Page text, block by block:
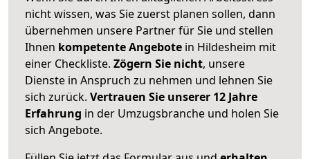
nicht wissen, was Sie zuerst planen sollen, dann
übernehmen unsere Partner für Sie und stellen
Ihnen kompetente Angebote in Hildesheim mit
einer Checkliste. Zögern Sie nicht, unsere
Dienste in Anspruch zu nehmen und lehnen Sie
sich zurück. Vertrauen Sie unserer 12 Jahre
Erfahrung in der Umzugsbranche und holen Sie
sich Angebote.